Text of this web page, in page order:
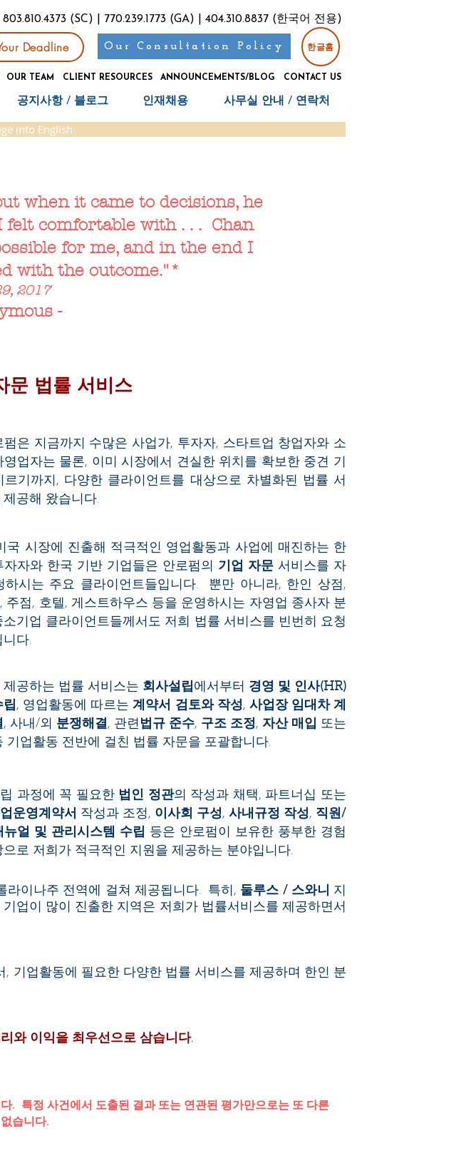
803.810.4373 (SC) | 770.239.1773 (GA) | 404.310.8837 (한국어 전용)
Deadline Our Consultation Policy 한글홈
OUR TEAM CLIENT RESOURCES ANNOUNCEMENTS/BLOG CONTACT US
공지사항 / 블로그 인재채용 사무실 안내 / 연락처
into English
when it came to decisions, he
comfortable with . . . Chan
for me, and in the end I
with the outcome."*
2017
-
문 법률 서비스
펌은 지금까지 수많은 사업가, 투자자, 스타트업 창업자와 소
영업자는 물론, 이미 시장에서 견실한 위치를 확보한 중견 기
르기까지, 다양한 클라이언트를 대상으로 차별화된 법률 서
제공해 왔습니다.
국 시장에 진출해 적극적인 영업활동과 사업에 매진하는 한
자자와 한국 기반 기업들은 안로펌의 기업 자문 서비스를 자
하시는 주요 클라이언트들입니다. 뿐만 아니라, 한인 상점,
주점, 호텔, 게스트하우스 등을 운영하시는 자영업 종사자 분
소기업 클라이언트들께서도 저희 법률 서비스를 빈번히 요청
다.
제공하는 법률 서비스는 회사설립에서부터 경영 및 인사(HR)
립, 영업활동에 따르는계약서 검토와 작성, 사업장 임대차 계
, 사내/외 분쟁해결, 관련 법규 준수, 구조 조정, 자산 매입 또는
기업활동 전반에 걸친 법률 자문을 포괄합니다.
과정에 꼭 필요한 법인 정관의 작성과 채택, 파트너십 또는
운영계약서 작성과 조정, 이사회 구성, 사내규정 작성, 직원/
뉴얼 및 관리시스템 수립 등은 안로펌이 보유한 풍부한 경험
으로 저희가 적극적인 지원을 제공하는 분야입니다.
라이나주 전역에 걸쳐 제공됩니다. 특히, 둘루스 / 스와니 지
업이 많이 진출한 지역은 저희가 법률서비스를 제공하면서
기업활동에 필요한 다양한 법률 서비스를 제공하며 한인 분
와 이익을 최우선으로 삼습니다.
. 특정 사건에서 도출된 결과 또는 연관된 평가만으로는 또 다른
습니다.